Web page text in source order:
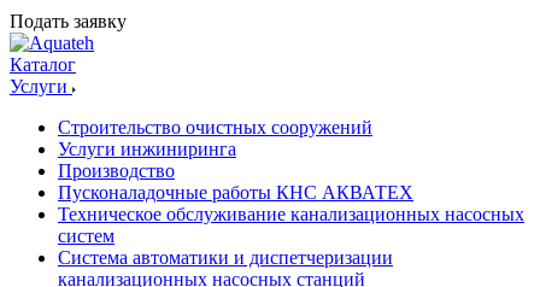
Подать заявку
Каталог
Услуги
Строительство очистных сооружений
Услуги инжиниринга
Производство
Пусконаладочные работы КНС АКВАТЕХ
Техническое обслуживание канализационных насосных
систем
Система автоматики и диспетчеризации
канализационных насосных станций